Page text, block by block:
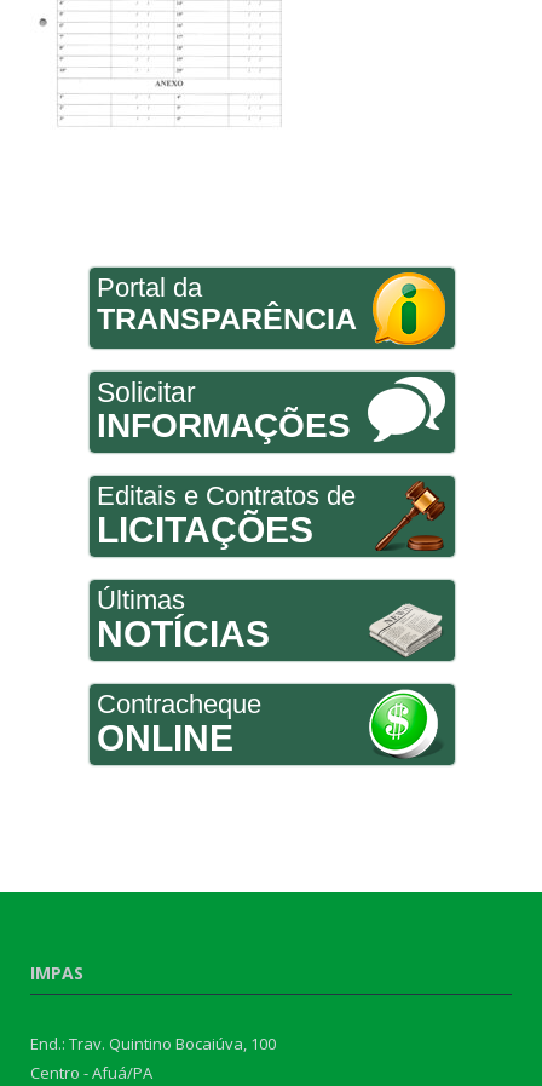
Portal da
TRANSPARÊNCIA
Solicitar
INFORMAÇÕES
Editais e Contratos de
LICITAÇÕES
Últimas
NOTÍCIAS
Contracheque
ONLINE
IMPAS
End.: Trav. Quintino Bocaiúva, 100
Centro - Afuá/PA